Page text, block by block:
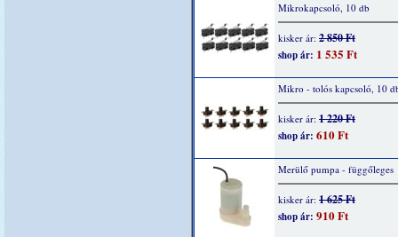
Mikrokapcsoló, 10 db
kisker ár: 2 850 Ft
shop ár: 1 535 Ft
Mikro - tolós kapcsoló, 10
kisker ár: 1 220 Ft
shop ár: 610 Ft
Merülő pumpa - függőleges
kisker ár: 1 625 Ft
shop ár: 910 Ft